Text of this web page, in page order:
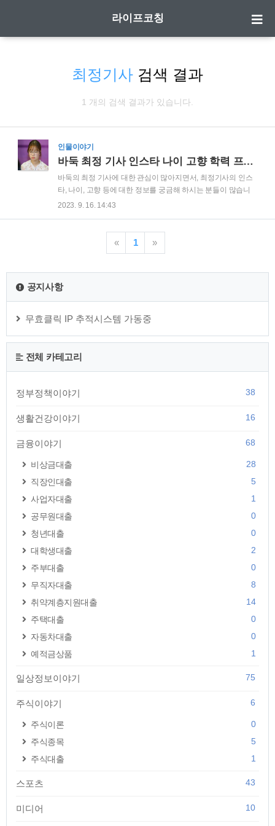
라이프코칭
최정기사 검색 결과
1 개의 검색 결과가 있습니다.
인물이야기
바둑 최정 기사 인스타 나이 고향 학력 프로필 정보
바둑의 최정 기사에 대한 관심이 많아지면서, 최정기사의 인스
타, 나이, 고향 등에 대한 정보를 궁금해 하시는 분들이 많습니
다. 최정 인스타 최정 인스타 바로가기 최정 기사의 인스타 계정
이 고향 등) 본명 최정 나이 1996년 10월 7일 고향 충청남도 보
령시 학력 충암중학교(졸업) 세명컴퓨터고등학교(중퇴) 소속 한
√ 누적 카드포인트 통합 현금 입금받기 √ 미수령 보험금 조회하
기 √ 깜빡한 은행예금 조회하기 √ 통신비 환급금 조회하기 √ 못
받은..
2023. 9. 16. 14:43
« 1 »
공지사항
무효클릭 IP 추적시스템 가동중
전체 카테고리
정부정책이야기 38
생활건강이야기 16
금융이야기 68
비상금대출
28
직장인대출
5
사업자대출
1
공무원대출
0
청년대출
0
대학생대출
2
주부대출
0
무직자대출
8
취약계층지원대출
14
주택대출
0
자동차대출
0
예적금상품
1
일상정보이야기 75
주식이야기 6
주식이론
0
주식종목
5
주식대출
1
스포츠 43
미디어 10